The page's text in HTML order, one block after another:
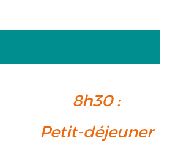
8h30 :
Petit-déjeuner